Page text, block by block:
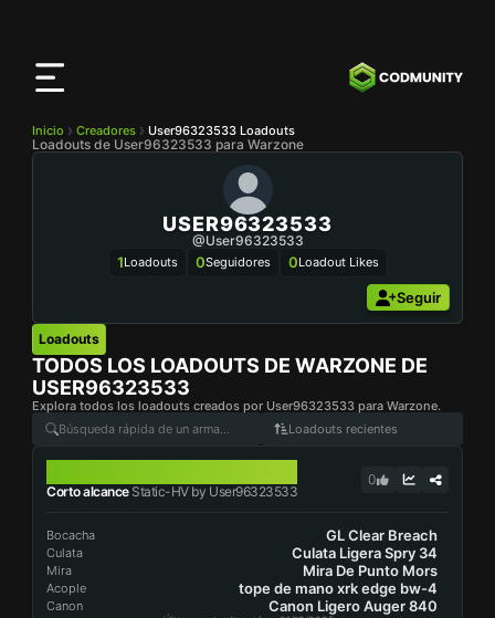
Inicio Creadores User96323533 Loadouts
Loadouts de User96323533 para Warzone
USER96323533
@user96323533
1Loadouts 0Seguidores 0Loadout Likes
Seguir
Loadouts
TODOS LOS LOADOUTS DE WARZONE DE
USER96323533
Explora todos los loadouts creados por User96323533 para Warzone.
Loadouts recientes
Corto alcanceStatic-HV by User96323533
0
Bocacha GL Clear Breach
Culata Culata Ligera Spry 34
Mira Mira De Punto Mors
Acople tope de mano xrk edge bw-4
Canon Canon Ligero Auger 840